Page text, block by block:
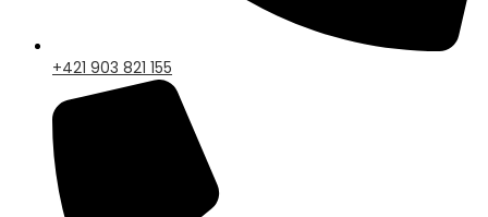
+421 903 821 155